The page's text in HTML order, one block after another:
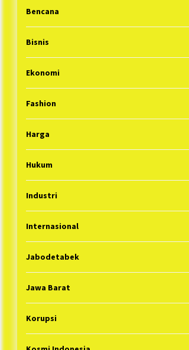
Bencana
Bisnis
Ekonomi
Fashion
Harga
Hukum
Industri
Internasional
Jabodetabek
Jawa Barat
Korupsi